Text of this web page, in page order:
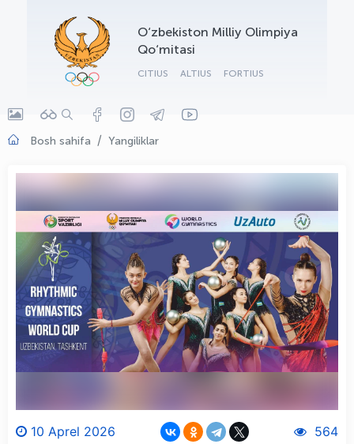
O‘zbekiston Milliy Olimpiya
Qo‘mitasi
CITIUS ALTIUS FORTIUS
Bosh sahifa Yangiliklar
10 Aprel 2026 564
OLYMPCHIK AI - yordamchi
Onlayn · olympic.uz